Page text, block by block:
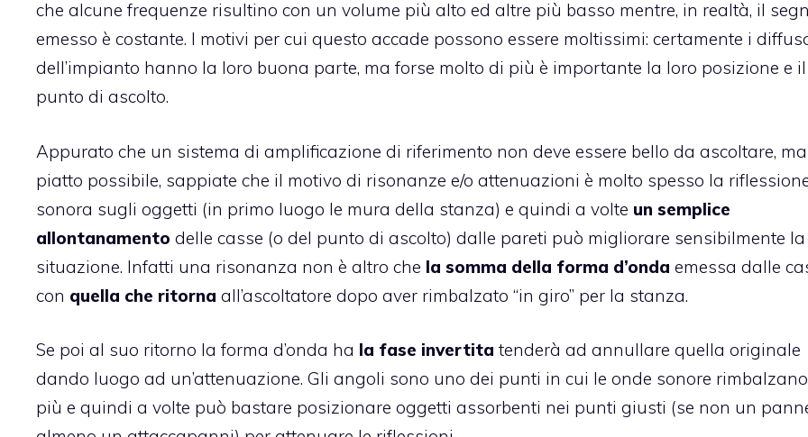
che alcune frequenze risultino con un volume più alto ed altre più basso mentre, in realtà, il
emesso è costante. I motivi per cui questo accade possono essere moltissimi: certamente i
dell’impianto hanno la loro buona parte, ma forse molto di più è importante la loro posizione e il
punto di ascolto.
Appurato che un sistema di amplificazione di riferimento non deve essere bello da ascoltare,
piatto possibile, sappiate che il motivo di risonanze e/o attenuazioni è molto spesso la
sonora sugli oggetti (in primo luogo le mura della stanza) e quindi a volte un semplice
allontanamento delle casse (o del punto di ascolto) dalle pareti può migliorare sensibilmente la
situazione. Infatti una risonanza non è altro che la somma della forma d’onda emessa dalle
con quella che ritorna all’ascoltatore dopo aver rimbalzato “in giro” per la stanza.
Se poi al suo ritorno la forma d’onda ha la fase invertita tenderà ad annullare quella originale
dando luogo ad un’attenuazione. Gli angoli sono uno dei punti in cui le onde sonore
più e quindi a volte può bastare posizionare oggetti assorbenti nei punti giusti (se non un